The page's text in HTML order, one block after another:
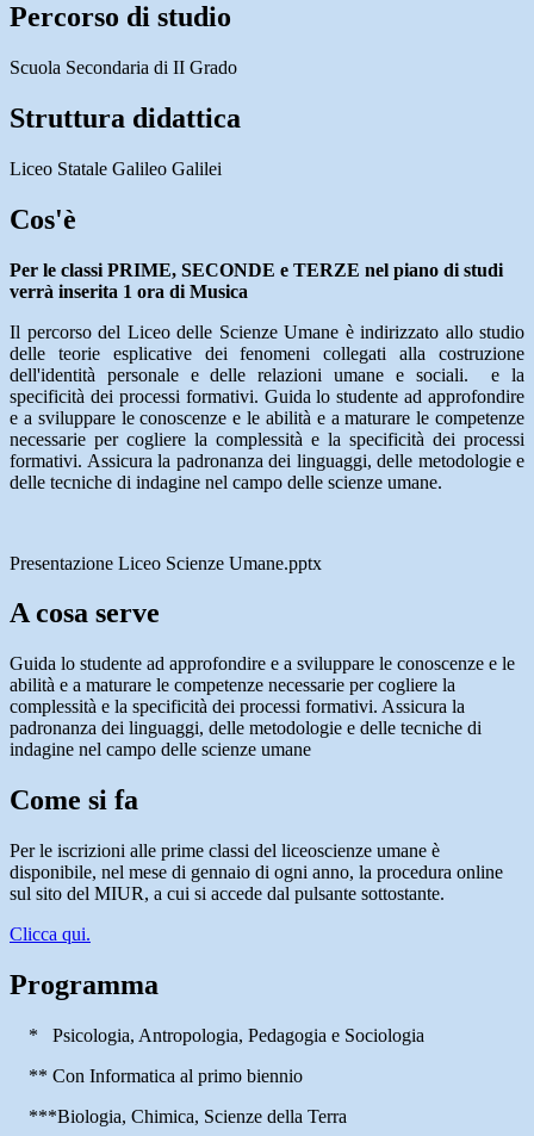
Percorso di studio
Scuola Secondaria di II Grado
Struttura didattica
Liceo Statale Galileo Galilei
Cos'è
Per le classi PRIME, SECONDE e TERZE nel piano di studi
verrà inserita 1 ora di Musica
Il percorso del Liceo delle Scienze Umane è indirizzato allo studio
delle teorie esplicative dei fenomeni collegati alla costruzione
dell'identità personale e delle relazioni umane e sociali. e la
specificità dei processi formativi. Guida lo studente ad approfondire
e a sviluppare le conoscenze e le abilità e a maturare le competenze
necessarie per cogliere la complessità e la specificità dei processi
formativi. Assicura la padronanza dei linguaggi, delle metodologie e
delle tecniche di indagine nel campo delle scienze umane.
Presentazione Liceo Scienze Umane.pptx
A cosa serve
Guida lo studente ad approfondire e a sviluppare le conoscenze e le
abilità e a maturare le competenze necessarie per cogliere la
complessità e la specificità dei processi formativi. Assicura la
padronanza dei linguaggi, delle metodologie e delle tecniche di
indagine nel campo delle scienze umane
Come si fa
Per le iscrizioni alle prime classi del liceoscienze umane è
disponibile, nel mese di gennaio di ogni anno, la procedura online
sul sito del MIUR, a cui si accede dal pulsante sottostante.
Clicca qui.
Programma
* Psicologia, Antropologia, Pedagogia e Sociologia
** Con Informatica al primo biennio
***Biologia, Chimica, Scienze della Terra